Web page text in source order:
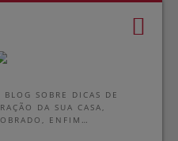
SOBRE DICAS DE
DA SUA CASA,
ENFIM…